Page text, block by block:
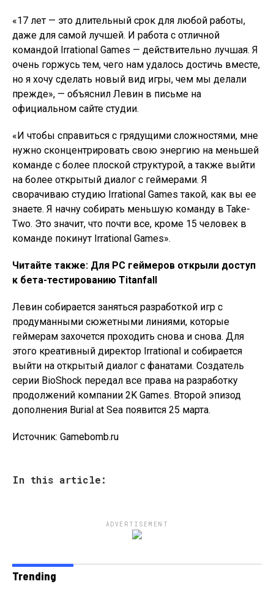
«17 лет — это длительный срок для любой работы,
даже для самой лучшей. И работа с отличной
командой Irrational Games — действительно лучшая. Я
очень горжусь тем, чего нам удалось достичь вместе,
но я хочу сделать новый вид игры, чем мы делали
прежде», — объяснил Левин в письме на
официальном сайте студии.
«И чтобы справиться с грядущими сложностями, мне
нужно сконцентрировать свою энергию на меньшей
команде с более плоской структурой, а также выйти
на более открытый диалог с геймерами. Я
сворачиваю студию Irrational Games такой, как вы ее
знаете. Я начну собирать меньшую команду в Take-
Two. Это значит, что почти все, кроме 15 человек в
команде покинут Irrational Games».
Читайте также: Для PC геймеров открыли доступ
к бета-тестированию Titanfall
Левин собирается заняться разработкой игр с
продуманными сюжетными линиями, которые
геймерам захочется проходить снова и снова. Для
этого креативный директор Irrational и собирается
выйти на открытый диалог с фанатами. Создатель
серии BioShock передал все права на разработку
продолжений компании 2K Games. Второй эпизод
дополнения Burial at Sea появится 25 марта.
Источник: Gamebomb.ru
In this article:
ADVERTISEMENT
Trending